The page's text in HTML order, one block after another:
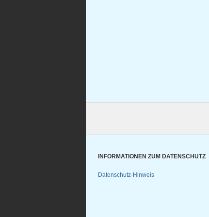
INFORMATIONEN ZUM DATENSCHUTZ
Datenschutz-Hinweis